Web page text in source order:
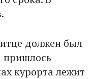
должен был
пришлось
курорта лежит